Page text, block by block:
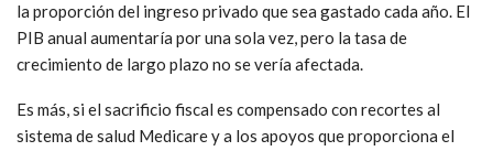
la proporción del ingreso privado que sea gastado cada año. El
PIB anual aumentaría por una sola vez, pero la tasa de
crecimiento de largo plazo no se vería afectada.
Es más, si el sacrificio fiscal es compensado con recortes al
sistema de salud Medicare y a los apoyos que proporciona el